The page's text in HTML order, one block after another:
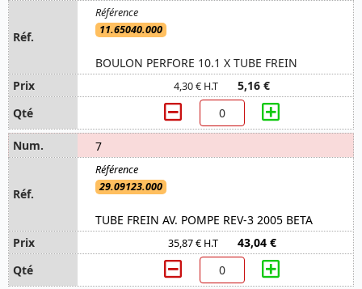
11.65040.000
BOULON PERFORE 10.1 X TUBE FREIN
4,30 € H.T 5,16 €
7
29.09123.000
TUBE FREIN AV. POMPE REV-3 2005 BETA
35,87 € H.T 43,04 €